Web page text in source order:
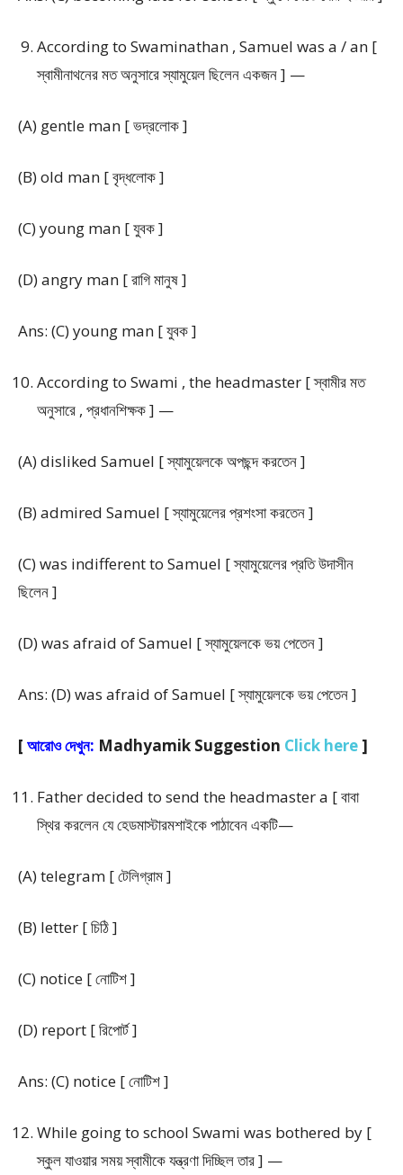
According to Swaminathan , Samuel was a / an [
স্বামীনাথনের মত অনুসারে স্যামুয়েল ছিলেন একজন ] —
(A) gentle man [ ভদ্রলোক ]
(B) old man [ বৃদ্ধলোক ]
(C) young man [ যুবক ]
(D) angry man [ রাগি মানুষ ]
Ans: (C) young man [ যুবক ]
According to Swami , the headmaster [ স্বামীর মত
অনুসারে , প্রধানশিক্ষক ] —
(A) disliked Samuel [ স্যামুয়েলকে অপছন্দ করতেন ]
(B) admired Samuel [ স্যামুয়েলের প্রশংসা করতেন ]
(C) was indifferent to Samuel [ স্যামুয়েলের প্রতি উদাসীন
ছিলেন ]
(D) was afraid of Samuel [ স্যামুয়েলকে ভয় পেতেন ]
Ans: (D) was afraid of Samuel [ স্যামুয়েলকে ভয় পেতেন ]
[ আরোও দেখুন: Madhyamik Suggestion Click here ]
Father decided to send the headmaster a [ বাবা
স্থির করলেন যে হেডমাস্টারমশাইকে পাঠাবেন একটি—
(A) telegram [ টেলিগ্রাম ]
(B) letter [ চিঠি ]
(C) notice [ নোটিশ ]
(D) report [ রিপোর্ট ]
Ans: (C) notice [ নোটিশ ]
While going to school Swami was bothered by [
স্কুল যাওয়ার সময় স্বামীকে যন্ত্রণা দিচ্ছিল তার ] —